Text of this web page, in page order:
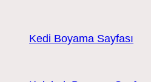
Kedi Boyama Sayfası